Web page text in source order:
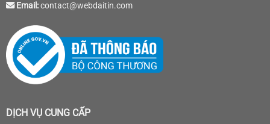
Email:contact@webdaitin.com
DỊCH VỤ CUNG CẤP